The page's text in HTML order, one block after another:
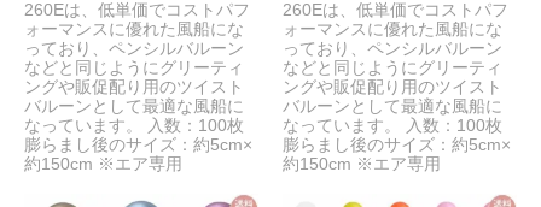
260Eは、低単価でコストパフ
ォーマンスに優れた風船にな
っており、ペンシルバルーン
などと同じようにグリーティ
ングや販促配り用のツイスト
バルーンとして最適な風船に
なっています。 入数：100枚
膨らまし後のサイズ：約5cm×
約150cm ※エア専用
260Eは、低単価でコストパフ
ォーマンスに優れた風船にな
っており、ペンシルバルーン
などと同じようにグリーティ
ングや販促配り用のツイスト
バルーンとして最適な風船に
なっています。 入数：100枚
膨らまし後のサイズ：約5cm×
約150cm ※エア専用